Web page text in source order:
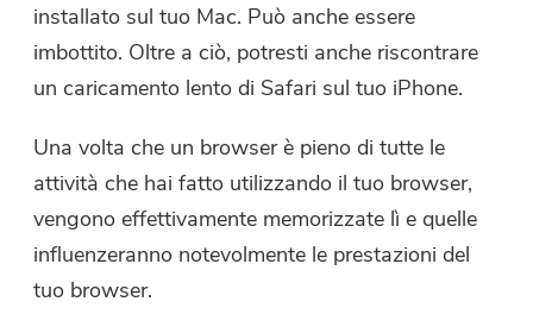
installato sul tuo Mac. Può anche essere
imbottito. Oltre a ciò, potresti anche riscontrare
un caricamento lento di Safari sul tuo iPhone.
Una volta che un browser è pieno di tutte le
attività che hai fatto utilizzando il tuo browser,
vengono effettivamente memorizzate lì e quelle
influenzeranno notevolmente le prestazioni del
tuo browser.